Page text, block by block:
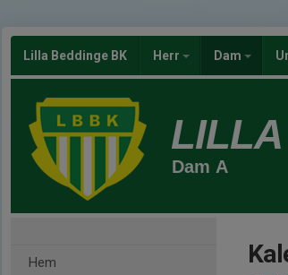
Lilla Beddinge BK Herr Dam
Dam A
Hem